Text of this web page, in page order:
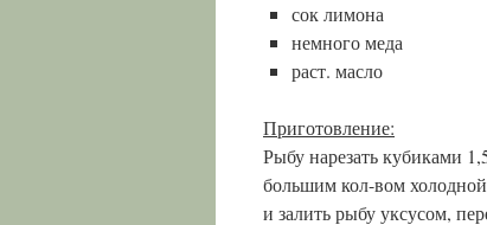
сок лимона
немного меда
раст. масло
Приготовление:
Рыбу нарезать кубиками
большим кол-вом
и залить рыбу уксусом,